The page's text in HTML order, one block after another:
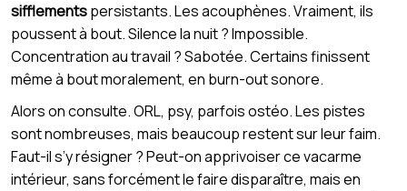
sifflementspersistants. Les acouphènes. Vraiment, ils
poussent à bout. Silence la nuit ? Impossible.
Concentration au travail ? Sabotée. Certains finissent
même à bout moralement, en burn-out sonore.
Alors on consulte. ORL, psy, parfois ostéo. Les pistes
sont nombreuses, mais beaucoup restent sur leur faim.
Faut-il s’y résigner ? Peut-on apprivoiser ce vacarme
intérieur, sans forcément le faire disparaître, mais en